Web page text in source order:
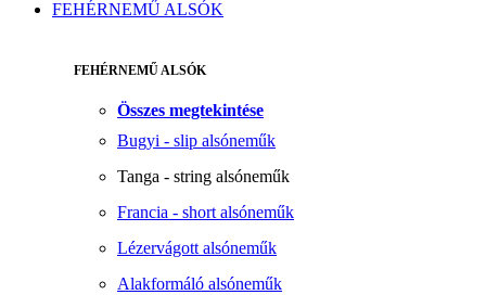
FEHÉRNEMŰ ALSÓK
FEHÉRNEMŰ ALSÓK
Összes megtekintése
Bugyi - slip alsóneműk
Tanga - string alsóneműk
Francia - short alsóneműk
Lézervágott alsóneműk
Alakformáló alsóneműk